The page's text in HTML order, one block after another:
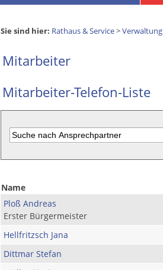
Sie sind hier: Rathaus & Service>Verwaltung
Mitarbeiter
Mitarbeiter-Telefon-Liste
Name
Ploß Andreas
Erster Bürgermeister
Hellfritzsch Jana
Dittmar Stefan